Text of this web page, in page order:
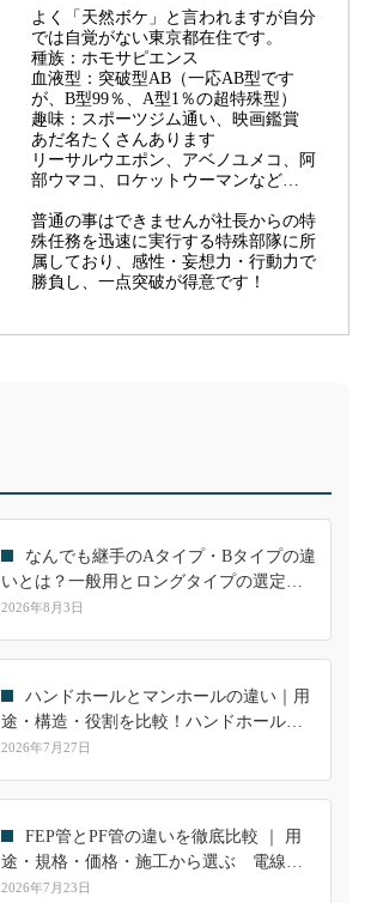
よく「天然ボケ」と言われますが自分
では自覚がない東京都在住です。
種族：ホモサピエンス
血液型：突破型AB（一応AB型です
が、B型99％、A型1％の超特殊型）
趣味：スポーツジム通い、映画鑑賞
あだ名たくさんあります
リーサルウエポン、アベノユメコ、阿
部ウマコ、ロケットウーマンなど…
普通の事はできませんが社長からの特
殊任務を迅速に実行する特殊部隊に所
属しており、感性・妄想力・行動力で
勝負し、一点突破が得意です！
なんでも継手のAタイプ・Bタイプの違
いとは？一般用とロングタイプの選定方
法を分かりやすく解説
2026年8月3日
ハンドホールとマンホールの違い｜用
途・構造・役割を比較！ハンドホール用
継手も解説
2026年7月27日
FEP管とPF管の違いを徹底比較 ｜ 用
途・規格・価格・施工から選ぶ 電線管
選定ガイド
2026年7月23日